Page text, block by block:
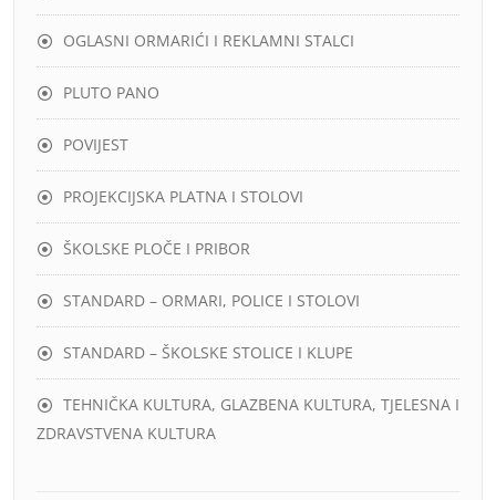
OGLASNI ORMARIĆI I REKLAMNI STALCI
PLUTO PANO
POVIJEST
PROJEKCIJSKA PLATNA I STOLOVI
ŠKOLSKE PLOČE I PRIBOR
STANDARD – ORMARI, POLICE I STOLOVI
STANDARD – ŠKOLSKE STOLICE I KLUPE
TEHNIČKA KULTURA, GLAZBENA KULTURA, TJELESNA I
ZDRAVSTVENA KULTURA